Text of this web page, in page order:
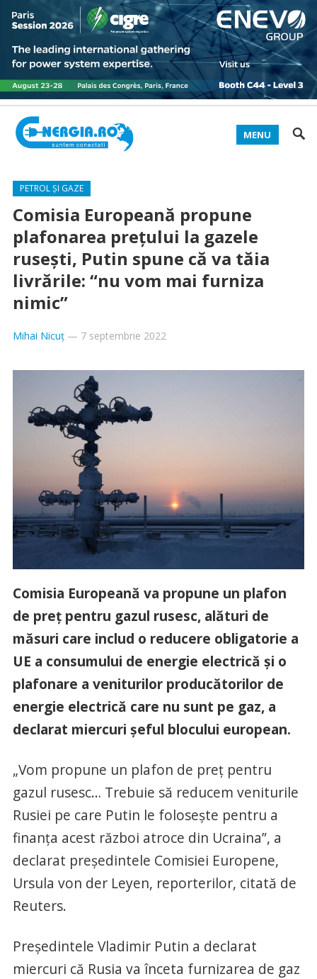
MENU
PETROL ȘI GAZE
Comisia Europeană propune
plafonarea prețului la gazele
rusești, Putin spune că va tăia
livrările: “nu vom mai furniza
nimic”
Mihai Nicuț— 7 septembrie 2022
Comisia Europeană va propune un plafon
de preț pentru gazul rusesc, alături de
măsuri care includ o reducere obligatorie a
UE a consumului de energie electrică și o
plafonare a veniturilor producătorilor de
energie electrică care nu sunt pe gaz, a
declarat miercuri șeful blocului european.
„Vom propune un plafon de preț pentru
gazul rusesc… Trebuie să reducem veniturile
Rusiei pe care Putin le folosește pentru a
finanța acest război atroce din Ucraina”, a
declarat președintele Comisiei Europene,
Ursula von der Leyen, reporterilor, citată de
Reuters.
Președintele Vladimir Putin a declarat
miercuri că Rusia va înceta furnizarea de gaz